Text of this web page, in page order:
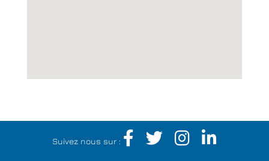
Suivez nous sur :